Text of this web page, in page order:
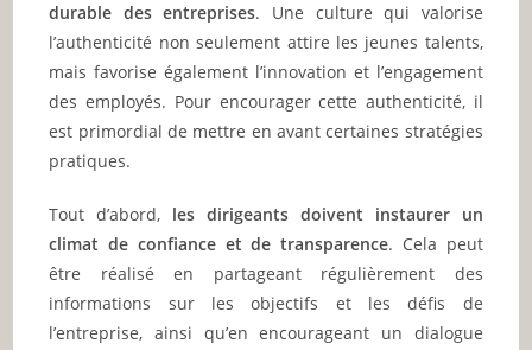
durable des entreprises. Une culture qui valorise
l’authenticité non seulement attire les jeunes talents,
mais favorise également l’innovation et l’engagement
des employés. Pour encourager cette authenticité, il
est primordial de mettre en avant certaines stratégies
pratiques.
Tout d’abord, les dirigeants doivent instaurer un
climat de confiance et de transparence. Cela peut
être réalisé en partageant régulièrement des
informations sur les objectifs et les défis de
l’entreprise, ainsi qu’en encourageant un dialogue